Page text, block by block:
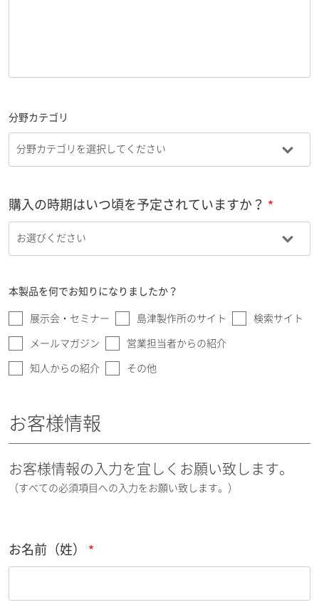
分野カテゴリ
購入の時期はいつ頃を予定されていますか？
本製品を何でお知りになりましたか？
展示会・セミナー 島津製作所のサイト 検索サイト
メールマガジン 営業担当者からの紹介
知人からの紹介 その他
お客様情報
お客様情報の入力を宜しくお願い致します。
（すべての必須項目への入力をお願い致します。）
お名前（姓）